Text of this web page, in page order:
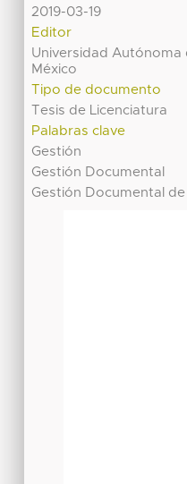
2019-03-19
Editor
Universidad Autónoma
México
Tipo de documento
Tesis de Licenciatura
Palabras clave
Gestión
Gestión Documental
Gestión Documental